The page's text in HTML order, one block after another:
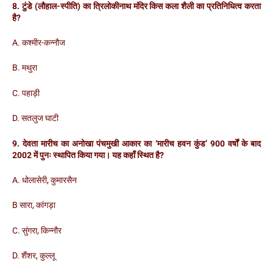
8. टुंडे (लौहाल-स्पीति) का त्रिलोकीनाथ मंदिर किस कला शैली का प्रतिनिधित्व करता
है?
A. कश्मीर-कन्नौज
B. मथुरा
C. पहाड़ी
D. सतलुज घाटी
9. देवता मारीच का अनोखा पंचमुखी आकार का ‘मारीच हवन कुंड’ 900 वर्षों के बाद
2002 में पुनः स्थापित किया गया। यह कहाँ स्थित है?
A. धोलासेरी, कुमारसैन
B सारा, कांगड़ा
C. सुंगरा, किन्नौर
D. शैंशर, कुल्लू